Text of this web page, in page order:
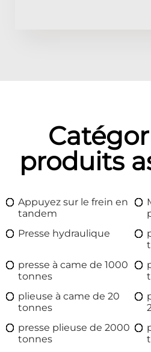
produits
Appuyez sur le frein en
tandem
Presse hydraulique
presse à came de 1000
tonnes
plieuse à came de 20
tonnes
presse plieuse de 2000
tonnes